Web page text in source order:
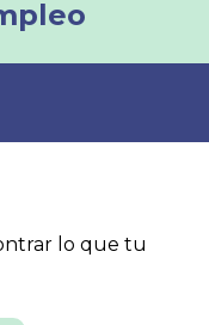
lo que tu